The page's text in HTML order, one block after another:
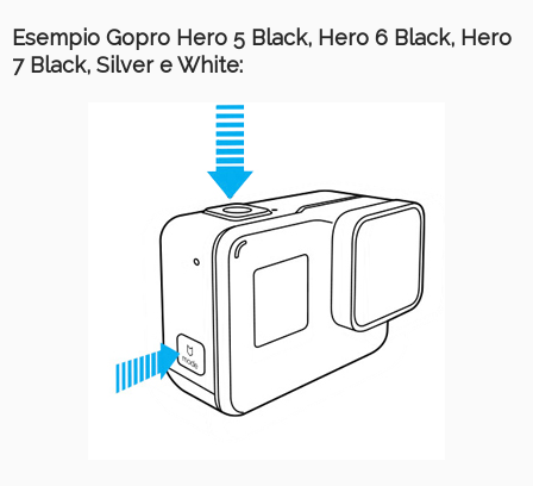
Esempio Gopro Hero 5 Black, Hero 6 Black, Hero
7 Black, Silver e White: